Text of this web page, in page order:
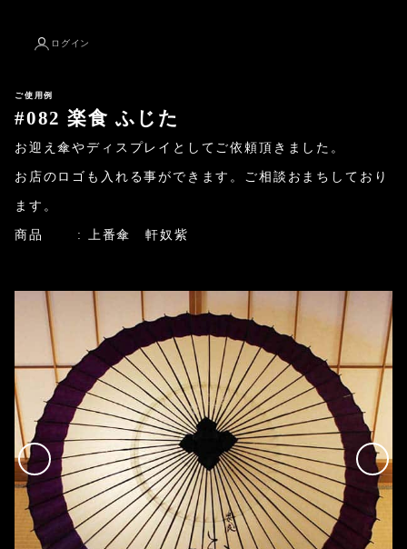
ログイン
ご使用例
#082 楽食 ふじた
お迎え傘やディスプレイとしてご依頼頂きました。
お店のロゴも入れる事ができます。ご相談おまちしており
ます。
商品 : 上番傘 軒奴紫